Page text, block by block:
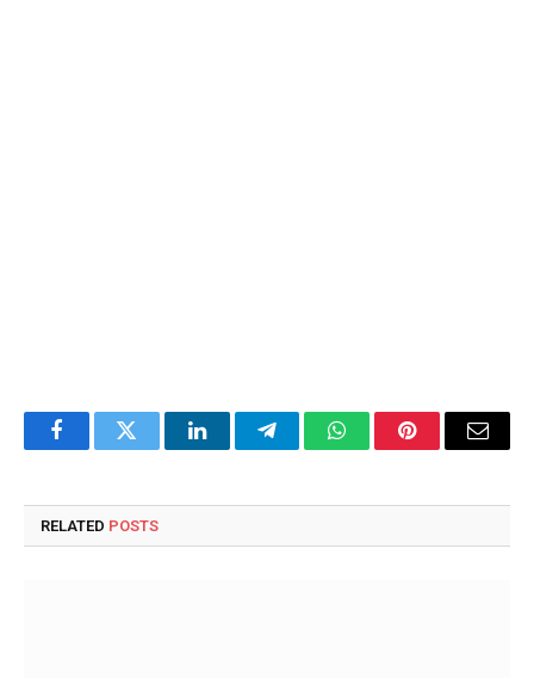
FacebookTwitter LinkedInTelegramWhatsAppPinterestEmail
RELATED POSTS